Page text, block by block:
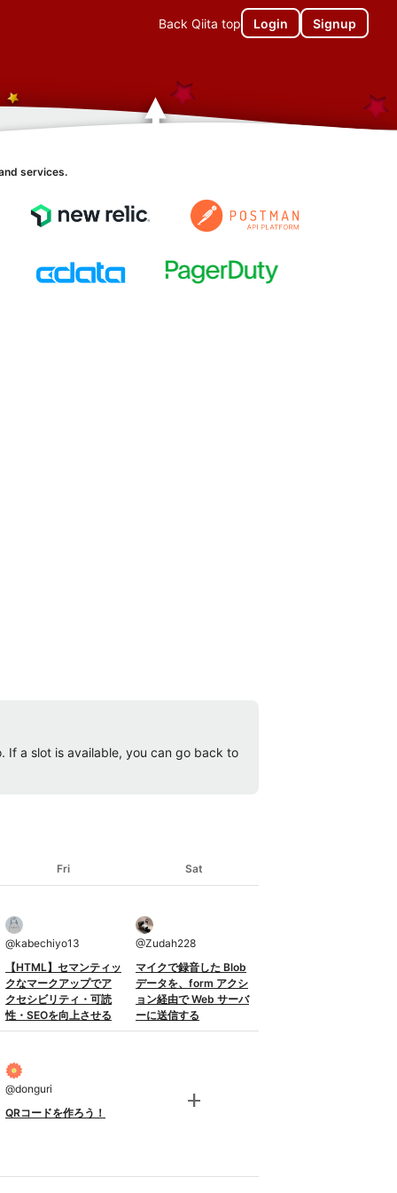
Back Qiita top Login Signup
services.
If a slot is available, you can go back to
Fri Sat
@kabechiyo13
【HTML】セマンティッ
クなマークアップでア
クセシビリティ・可読
性・SEOを向上させる
@Zudah228
マイクで録音した Blob
データを、form アクシ
ョン経由で Web サーバ
ーに送信する
@donguri
QRコードを作ろう！
add